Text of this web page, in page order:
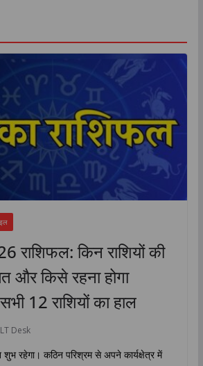
राशिफल: किन राशियों की
और किसे रहना होगा
12 राशियों का हाल
Desk
रहेगा। कठिन परिश्रम से अपने कार्यक्षेत्र में